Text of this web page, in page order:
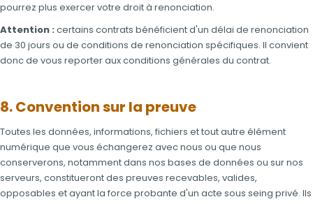
pourrez plus exercer votre droit à renonciation.
Attention : certains contrats bénéficient d'un délai de renonciation
de 30 jours ou de conditions de renonciation spécifiques. Il convient
donc de vous reporter aux conditions générales du contrat.
8. Convention sur la preuve
Toutes les données, informations, fichiers et tout autre élément
numérique que vous échangerez avec nous ou que nous
conserverons, notamment dans nos bases de données ou sur nos
serveurs, constitueront des preuves recevables, valides,
opposables et ayant la force probante d'un acte sous seing privé. Ils